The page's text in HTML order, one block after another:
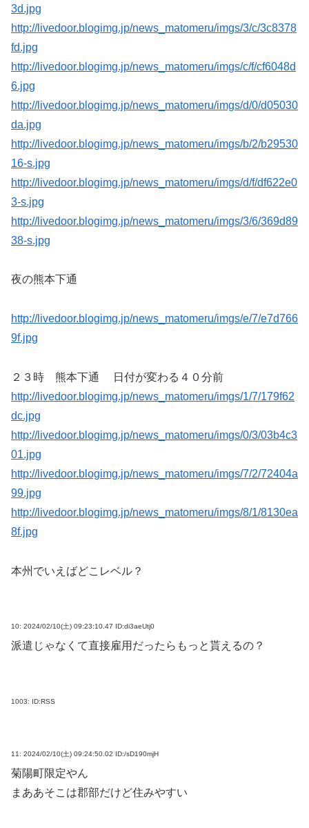
3d.jpg
http://livedoor.blogimg.jp/news_matomeru/imgs/3/c/3c8378
fd.jpg
http://livedoor.blogimg.jp/news_matomeru/imgs/c/f/cf6048d
6.jpg
http://livedoor.blogimg.jp/news_matomeru/imgs/d/0/d05030
da.jpg
http://livedoor.blogimg.jp/news_matomeru/imgs/b/2/b29530
16-s.jpg
http://livedoor.blogimg.jp/news_matomeru/imgs/d/f/df622e0
3-s.jpg
http://livedoor.blogimg.jp/news_matomeru/imgs/3/6/369d89
38-s.jpg
夜の熊本下通
http://livedoor.blogimg.jp/news_matomeru/imgs/e/7/e7d766
9f.jpg
２３時 熊本下通 日付が変わる４０分前
http://livedoor.blogimg.jp/news_matomeru/imgs/1/7/179f62
dc.jpg
http://livedoor.blogimg.jp/news_matomeru/imgs/0/3/03b4c3
01.jpg
http://livedoor.blogimg.jp/news_matomeru/imgs/7/2/72404a
99.jpg
http://livedoor.blogimg.jp/news_matomeru/imgs/8/1/8130ea
8f.jpg
本州でいえばどこレベル？
10: 2024/02/10(土) 09:23:10.47 ID:di3aeUtj0
派遣じゃなくて直接雇用だったらもっと貰えるの？
1003: ID:RSS
11: 2024/02/10(土) 09:24:50.02 ID:/sD190mjH
菊陽町限定やん
まああそこは郡部だけど住みやすい